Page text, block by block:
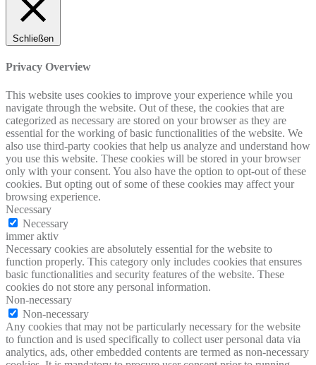
Schließen
Privacy Overview
This website uses cookies to improve your experience while you
navigate through the website. Out of these, the cookies that are
categorized as necessary are stored on your browser as they are
essential for the working of basic functionalities of the website. We
also use third-party cookies that help us analyze and understand how
you use this website. These cookies will be stored in your browser
only with your consent. You also have the option to opt-out of these
cookies. But opting out of some of these cookies may affect your
browsing experience.
Necessary
Necessary
immer aktiv
Necessary cookies are absolutely essential for the website to
function properly. This category only includes cookies that ensures
basic functionalities and security features of the website. These
cookies do not store any personal information.
Non-necessary
Non-necessary
Any cookies that may not be particularly necessary for the website
to function and is used specifically to collect user personal data via
analytics, ads, other embedded contents are termed as non-necessary